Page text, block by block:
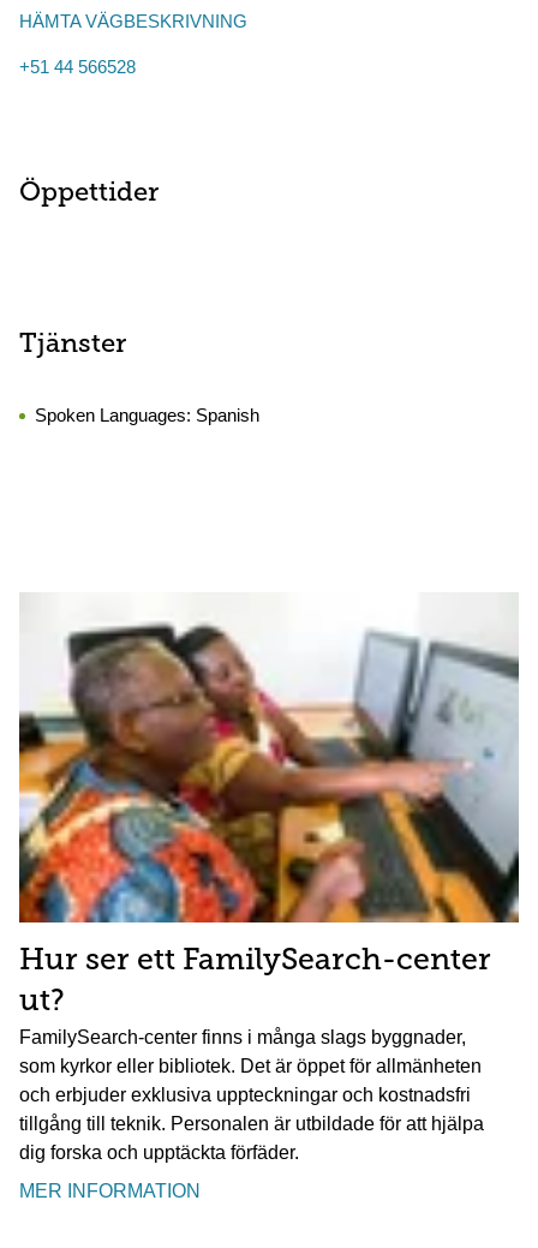
HÄMTA VÄGBESKRIVNING
+51 44 566528
Öppettider
Tjänster
Spoken Languages: Spanish
Hur ser ett FamilySearch-center
ut?
FamilySearch-center finns i många slags byggnader,
som kyrkor eller bibliotek. Det är öppet för allmänheten
och erbjuder exklusiva uppteckningar och kostnadsfri
tillgång till teknik. Personalen är utbildade för att hjälpa
dig forska och upptäckta förfäder.
MER INFORMATION